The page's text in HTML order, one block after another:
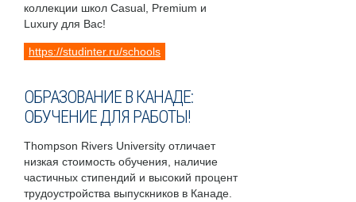
коллекции школ Casual, Premium и
Luxury для Вас!
https://studinter.ru/schools
ОБРАЗОВАНИЕ В КАНАДЕ:
ОБУЧЕНИЕ ДЛЯ РАБОТЫ!
Thompson Rivers University отличает
низкая стоимость обучения, наличие
частичных стипендий и высокий процент
трудоустройства выпускников в Канаде.